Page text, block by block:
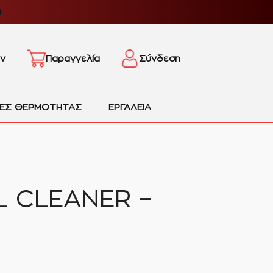
Παραγγελία Σύνδεση
ΘΕΡΜΟΤΗΤΑΣ ΕΡΓΑΛΕΙΑ
CLEANER –